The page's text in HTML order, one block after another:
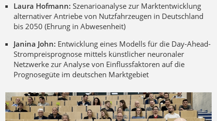
Laura Hofmann: Szenarioanalyse zur Marktentwicklung
alternativer Antriebe von Nutzfahrzeugen in Deutschland
bis 2050 (Ehrung in Abwesenheit)
Janina John: Entwicklung eines Modells für die Day-Ahead-
Strompreisprognose mittels künstlicher neuronaler
Netzwerke zur Analyse von Einflussfaktoren auf die
Prognosegüte im deutschen Marktgebiet